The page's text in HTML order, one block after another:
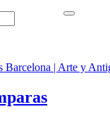
Barcelona | Arte y